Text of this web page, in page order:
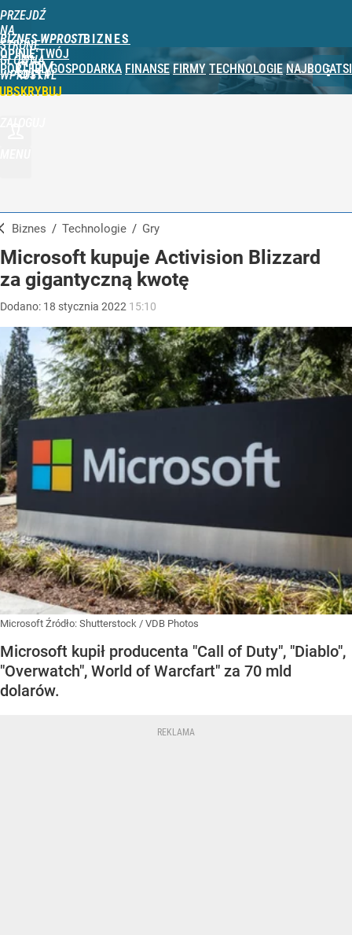
PRZEJDŹ
NA
STRONĘ
GŁÓWNĄ
WPROST.PL
BIZNES WPROST
OPINIE TWÓJ
PORTFEL GOSPODARKA FINANSE FIRMY TECHNOLOGIE NAJBOGATSI
GRY
Biznes / Technologie / Gry
Microsoft kupuje Activision Blizzard
za gigantyczną kwotę
Dodano: 18 stycznia 2022 15:10
Microsoft Źródło: Shutterstock / VDB Photos
Microsoft kupił producenta "Call of Duty", "Diablo",
"Overwatch", World of Warcfart" za 70 mld
dolarów.